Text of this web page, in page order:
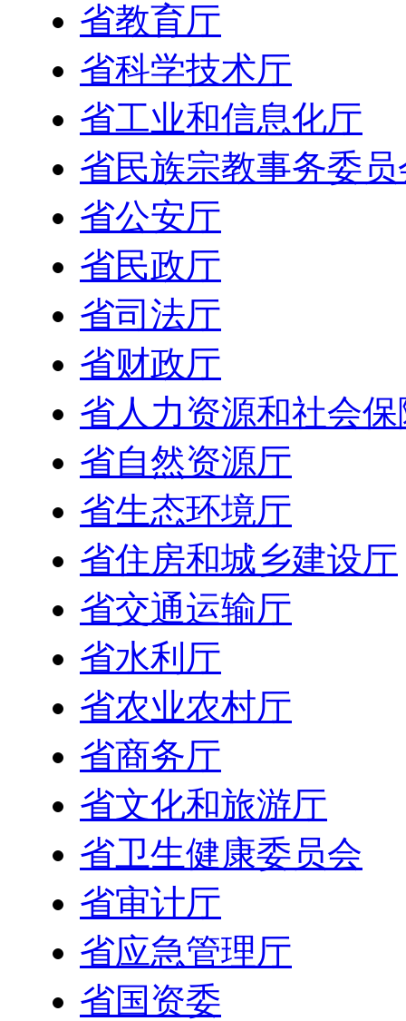
省教育厅
省科学技术厅
省工业和信息化厅
省民族宗教事务委员
省公安厅
省民政厅
省司法厅
省财政厅
省人力资源和社会
省自然资源厅
省生态环境厅
省住房和城乡建设厅
省交通运输厅
省水利厅
省农业农村厅
省商务厅
省文化和旅游厅
省卫生健康委员会
省审计厅
省应急管理厅
省国资委